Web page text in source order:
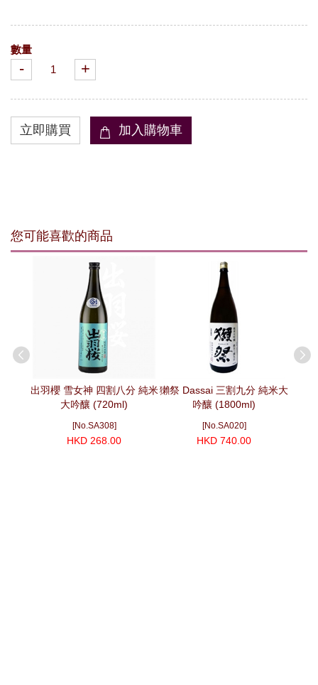
數量
- +
您可能喜歡的商品
出羽櫻 雪女神 四割八分 純米
大吟釀 (720ml)
[No.SA308]
HKD 268.00
獺祭 Dassai 三割九分 純米大
吟釀 (1800ml)
[No.SA020]
HKD 740.00